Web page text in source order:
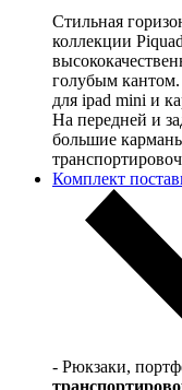
Стильная
коллекции
голубым кантом.
для ipad mini и
На передней и
большие
Комплект
- Рюкзаки,